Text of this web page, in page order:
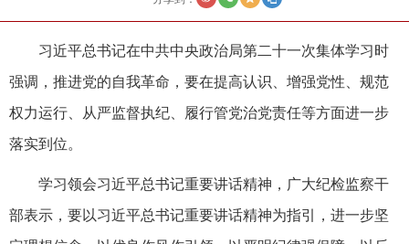
习近平总书记在中共中央政治局第二十一次集体学习时
强调，推进党的自我革命，要在提高认识、增强党性、规范
权力运行、从严监督执纪、履行管党治党责任等方面进一步
落实到位。
学习领会习近平总书记重要讲话精神，广大纪检监察干
部表示，要以习近平总书记重要讲话精神为指引，进一步坚